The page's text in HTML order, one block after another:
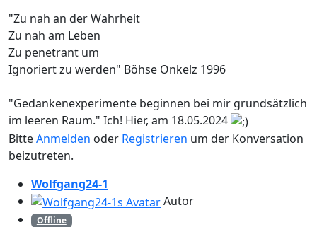
"Zu nah an der Wahrheit
Zu nah am Leben
Zu penetrant um
Ignoriert zu werden" Böhse Onkelz 1996
"Gedankenexperimente beginnen bei mir grundsätzlich
im leeren Raum." Ich! Hier, am 18.05.2024
BitteAnmelden oder Registrieren um der Konversation
beizutreten.
Wolfgang24-1
Autor
Offline